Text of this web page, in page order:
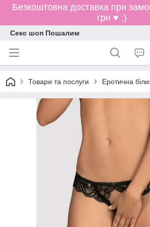
Безкоштовна доставка при
грн ♥ :)
Секс шоп Пошалим
Товари та послуги Еротична